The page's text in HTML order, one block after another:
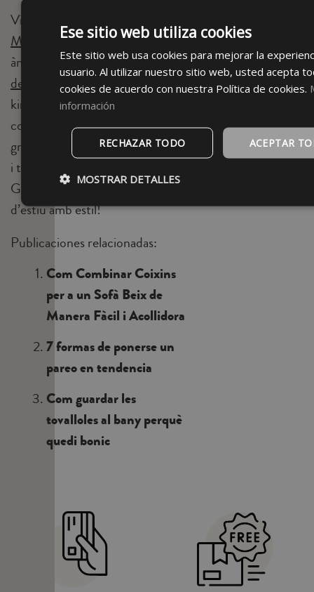
Visita la nostra
Mallorquinai descobreix una
àmplia varietat decomplements
de platja
:caftans, vestits,
kimonos, tovalloles i
complements de platja en una
gran varietat de dissenys i colors,
i troba el look perfecte per a tu.
Gaudeix del sol i dels capvespres
d’estiu amb estil!
Publicaciones relacionadas:
Com Combinar Coixins
per a un Sofà Beix de
Manera Fàcil i Acollidora
7 formas de ponerse un
pareo en tendencia
Com guardar les
tovalloles al bany perquè
quedi bonic
refugi
íntim
que ha
tre
Ese sitio web utiliza cookies
Este sitio web usa cookies para mejorar la
usuario. Al utilizar nuestro sitio web, usted acepta
cookies de acuerdo con nuestra Política de cookies.
información
ACEPTAR
RECHAZAR TODO
MOSTRAR DETALLES